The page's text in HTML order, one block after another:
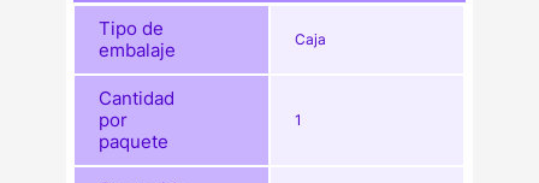
Tipo de
embalaje
Caja
Cantidad
por
paquete
1